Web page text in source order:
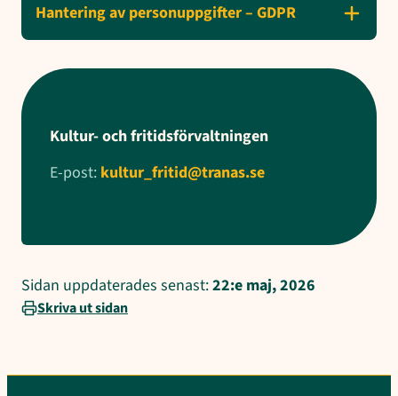
Hantering av personuppgifter – GDPR
Kultur- och fritidsförvaltningen
E-post: kultur_fritid@tranas.se
Sidan uppdaterades senast:22:e maj, 2026
Skriva ut sidan